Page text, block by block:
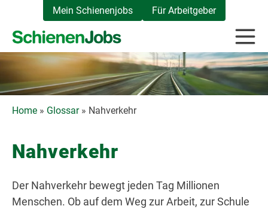
springen
Mein Schienenjobs Für Arbeitgeber
Home » Glossar» Nahverkehr
Nahverkehr
Der Nahverkehr bewegt jeden Tag Millionen
Menschen. Ob auf dem Weg zur Arbeit, zur Schule